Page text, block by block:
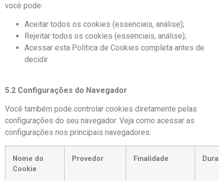
você pode:
Aceitar todos os cookies (essenciais, análise);
Rejeitar todos os cookies (essenciais, análise);
Acessar esta Política de Cookies completa antes de
decidir.
5.2 Configurações do Navegador
Você também pode controlar cookies diretamente pelas
configurações do seu navegador. Veja como acessar as
configurações nos principais navegadores:
Nome do
Cookie
Provedor Finalidade